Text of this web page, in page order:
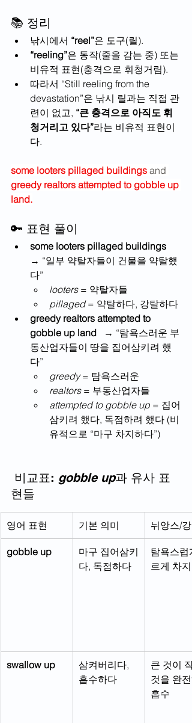
📚 정리
낚시에서 “reel”은 도구(릴).
“reeling”은 동작(줄을 감는 중) 또는
비유적 표현(충격으로 휘청거림).
따라서 “Still reeling from the
devastation”은 낚시 릴과는 직접 관
련이 없고, “큰 충격으로 아직도 휘
청거리고 있다”라는 비유적 표현이
다.
some looters pillaged buildings and
greedy realtors attempted to gobble up
land.
🔑 표현 풀이
some looters pillaged buildings
→ “일부 약탈자들이 건물을 약탈했
다”
looters = 약탈자들
pillaged = 약탈하다, 강탈하다
greedy realtors attempted to
gobble up land → “탐욕스러운 부
동산업자들이 땅을 집어삼키려 했
다”
greedy = 탐욕스러운
realtors = 부동산업자들
attempted to gobble up = 집어
삼키려 했다, 독점하려 했다 (비
유적으로 “마구 차지하다”)
비교표: gobble up과 유사 표
현들
영어 표현 기본 의미 뉘앙스/강
gobble up
마구 집어삼키
다, 독점하다
탐욕스럽
르게 차지
swallow up
삼켜버리다,
흡수하다
큰 것이
것을 완전
흡수